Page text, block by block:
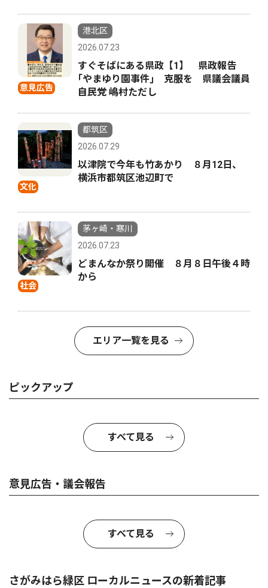
意見広告
港北区
2026.07.23
すぐそばにある県政【1】 県政報告
｢やまゆり園事件｣ 克服を 県議会議員
自民党 嶋村ただし
文化
都筑区
2026.07.29
以津院で今年も竹あかり ８月12日、
横浜市都筑区池辺町で
社会
茅ヶ崎・寒川
2026.07.23
どまんなか祭り開催 ８月８日午後４時
から
エリア一覧を見る
ピックアップ
すべて見る
意見広告・議会報告
すべて見る
さがみはら緑区 ローカルニュースの新着記事